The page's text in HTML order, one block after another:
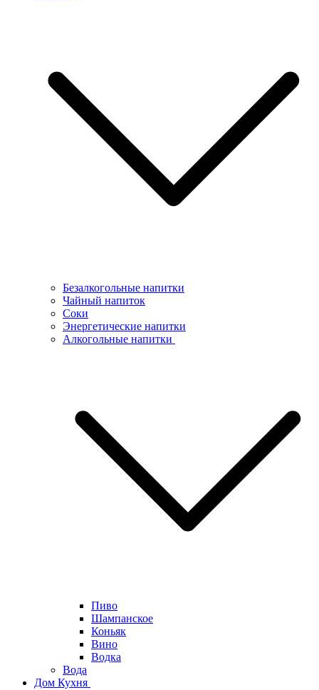
Безалкогольные напитки
Чайный напиток
Соки
Энергетические напитки
Алкогольные напитки
Пиво
Шампанское
Коньяк
Вино
Водка
Вода
Дом Кухня